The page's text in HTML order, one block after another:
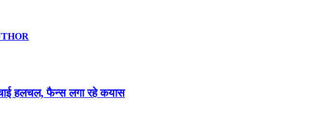
हलचल, फैन्स लगा रहे कयास